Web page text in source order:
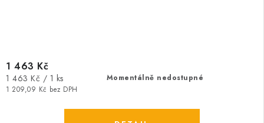
Momentálně nedostupné
1 209,09 Kč bez DPH
1 463 Kč
Měrná
cena:
1 463 Kč / 1 ks